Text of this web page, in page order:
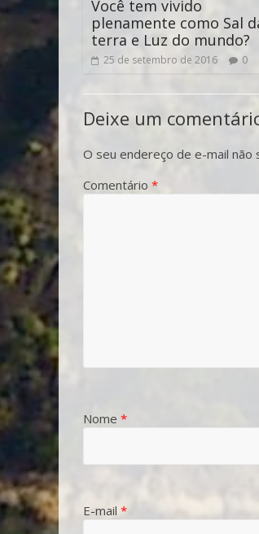
Você tem vivido
plenamente como Sal
terra e Luz do mundo?
25 de setembro de 2016 0
Deixe um
O seu endereço de e-mail não
Comentário *
Nome *
E-mail *